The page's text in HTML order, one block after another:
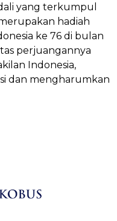
yang terkumpul
hadiah
ke 76 di bulan
perjuangannya
Indonesia,
dan mengharumkan